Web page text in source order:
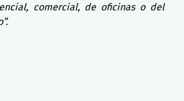
comercial, de oficinas o del